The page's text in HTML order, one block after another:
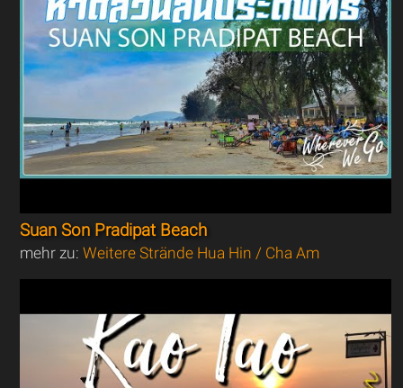
Suan Son Pradipat Beach
mehr zu:Weitere Strände Hua Hin / Cha Am